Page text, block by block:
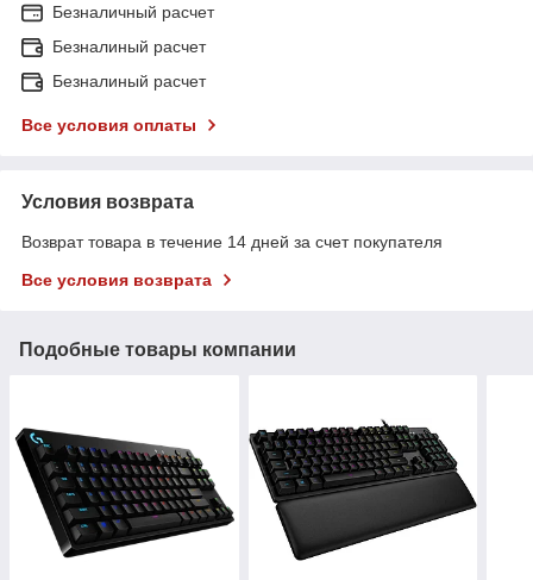
Безналичный расчет
Безналиный расчет
Безналиный расчет
Все условия оплаты
Условия возврата
Возврат товара в течение 14 дней за счет покупателя
Все условия возврата
Подобные товары компании